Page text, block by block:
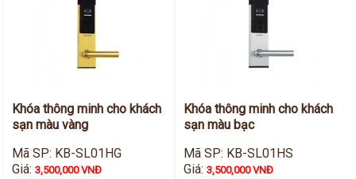
Khóa thông minh cho khách
sạn màu vàng
Mã SP: KB-SL01HG
Giá:3,500,000 VNĐ
Khóa thông minh cho khách
sạn màu bạc
Mã SP: KB-SL01HS
Giá: 3,500,000 VNĐ